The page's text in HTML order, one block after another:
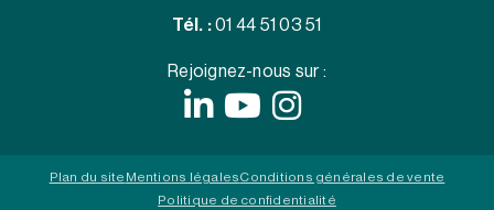
Tél. : 01 44 51 03 51
Rejoignez-nous sur :
Plan du site Mentions légalesConditions générales de vente
Politique de confidentialité